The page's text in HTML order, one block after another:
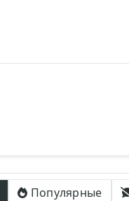
Популярные